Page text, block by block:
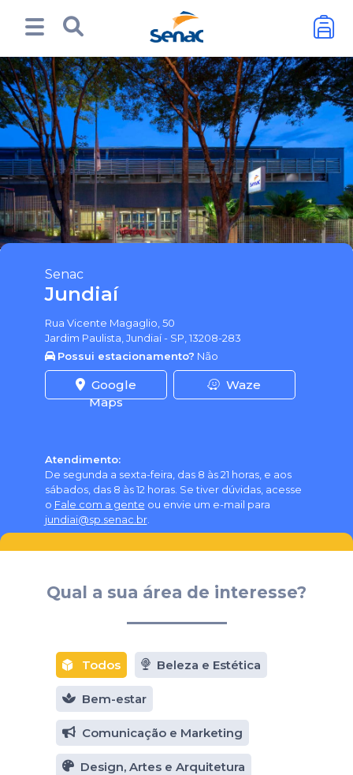
Senac
Jundiaí
Rua Vicente Magaglio, 50
Jardim Paulista, Jundiaí - SP, 13208-283
Possui estacionamento? Não
Google
Maps
Waze
Atendimento:
De segunda a sexta-feira, das 8 às 21 horas, e aos
sábados, das 8 às 12 horas. Se tiver dúvidas, acesse
o Fale com a gente ou envie um e-mail para
jundiai@sp.senac.br.
Qual a sua área de interesse?
Todos Beleza e Estética
Bem-estar
Comunicação e Marketing
Design, Artes e Arquitetura